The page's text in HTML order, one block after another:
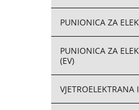
PUNIONICA ZA
PUNIONICA ZA
(EV)
VJETROELEKTRANA